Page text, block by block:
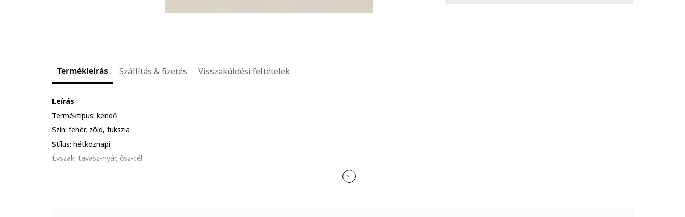
Termékleírás Szállítás & fizetés Visszaküldési feltételek
Leírás
Terméktípus: kendő
Szín: fehér, zöld, fukszia
Stílus: hétköznapi
Évszak: tavasz-nyár, ősz-tél